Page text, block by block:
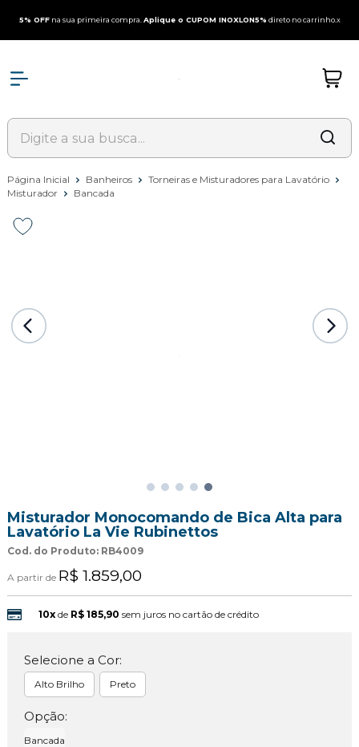
5% OFF na sua primeira compra.Aplique o CUPOM INOXLON5% direto no carrinho.x
Página Inicial Banheiros
Torneiras e Misturadores para Lavatório
Misturador
Bancada
Misturador Monocomando de Bica Alta para
Lavatório La Vie Rubinettos
Cod. do Produto: RB4009
A partir de R$ 1.859,00
10xde R$ 185,90 sem juros no cartão de crédito
Selecione a Cor:
Alto Brilho Preto
Opção:
Bancada